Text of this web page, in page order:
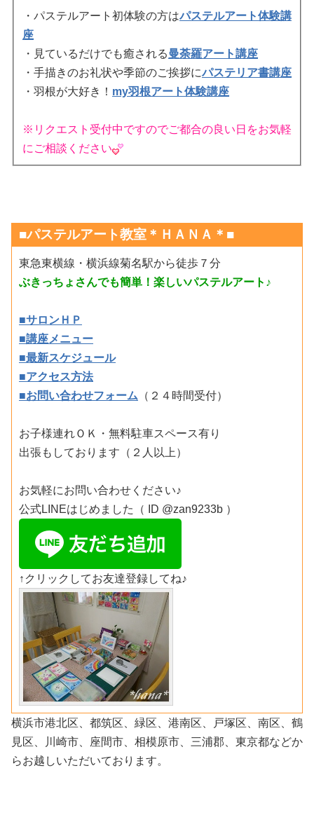
・パステルアート初体験の方はパステルアート体験講
座
・見ているだけでも癒される曼荼羅アート講座
・手描きのお礼状や季節のご挨拶にパステリア書講座
・羽根が大好き！ my羽根アート体験講座
※リクエスト受付中ですのでご都合の良い日をお気軽
にご相談ください
■パステルアート教室＊ＨＡＮＡ＊■
東急東横線・横浜線菊名駅から徒歩７分
ぶきっちょさんでも簡単！楽しいパステルアート♪
■サロンＨＰ
■講座メニュー
■最新スケジュール
■アクセス方法
■お問い合わせフォーム （２４時間受付）
お子様連れＯＫ・無料駐車スペース有り
出張もしております（２人以上）
お気軽にお問い合わせください♪
公式LINEはじめました（ ID @zan9233b ）
↑クリックしてお友達登録してね♪
横浜市港北区、都筑区、緑区、港南区、戸塚区、南区、鶴
見区、川崎市、座間市、相模原市、三浦郡、東京都などか
らお越しいただいております。